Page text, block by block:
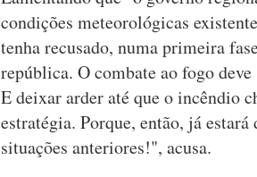
condições meteorológicas
tenha recusado, numa primeira
república. O combate ao fogo
E deixar arder até que o incêndio
estratégia. Porque, então, já
situações anteriores!", acusa.